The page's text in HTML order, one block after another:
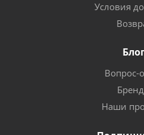
Условия
Вопрос-
Наши